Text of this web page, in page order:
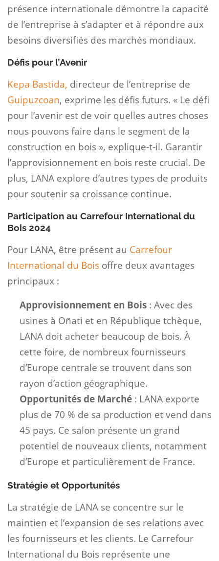
présence internationale démontre la capacité
de l’entreprise à s’adapter et à répondre aux
besoins diversifiés des marchés mondiaux.
Défis pour l’Avenir
Kepa Bastida, directeur de l’entreprise de
Guipuzcoan, exprime les défis futurs. « Le défi
pour l’avenir est de voir quelles autres choses
nous pouvons faire dans le segment de la
construction en bois », explique-t-il. Garantir
l’approvisionnement en bois reste crucial. De
plus, LANA explore d’autres types de produits
pour soutenir sa croissance continue.
Participation au Carrefour International du
Bois 2024
Pour LANA, être présent au Carrefour
International du Bois offre deux avantages
principaux :
Approvisionnement en Bois : Avec des
usines à Oñati et en République tchèque,
LANA doit acheter beaucoup de bois. À
cette foire, de nombreux fournisseurs
d’Europe centrale se trouvent dans son
rayon d’action géographique.
Opportunités de Marché : LANA exporte
plus de 70 % de sa production et vend dans
45 pays. Ce salon présente un grand
potentiel de nouveaux clients, notamment
d’Europe et particulièrement de France.
Stratégie et Opportunités
La stratégie de LANA se concentre sur le
maintien et l’expansion de ses relations avec
les fournisseurs et les clients. Le Carrefour
International du Bois représente une